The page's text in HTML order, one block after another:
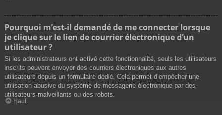
Pourquoi m’est-il demandé de me connecter lorsque
je clique sur le lien de courrier électronique d’un
utilisateur ?
Si les administrateurs ont activé cette fonctionnalité, seuls les utilisateurs
inscrits peuvent envoyer des courriers électroniques aux autres
utilisateurs depuis un formulaire dédié. Cela permet d’empêcher une
utilisation abusive du système de messagerie électronique par des
utilisateurs malveillants ou des robots.
Haut